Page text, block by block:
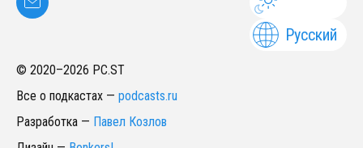
Русский
© 2020–2026 PC.ST
Все о подкастах — podcasts.ru
Разработка — Павел Козлов